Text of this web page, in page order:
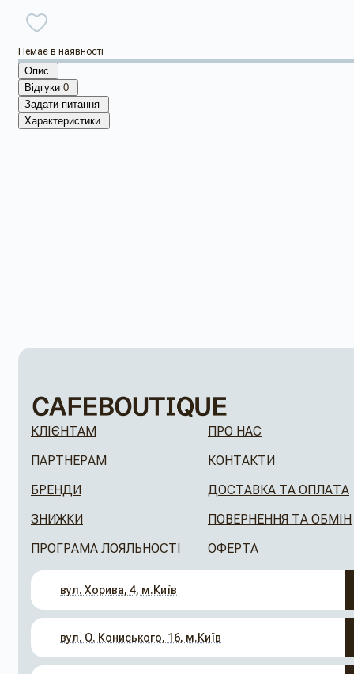
Немає в наявності
Опис
Відгуки 0
Задати питання
Характеристики
КЛІЄНТАМ
ПАРТНЕРАМ
БРЕНДИ
ЗНИЖКИ
ПРОГРАМА ЛОЯЛЬНОСТІ
ПРО НАС
КОНТАКТИ
ДОСТАВКА ТА ОПЛАТА
ПОВЕРНЕННЯ ТА ОБМІН
ОФЕРТА
вул. Хорива, 4, м.Київ
вул. О. Кониського, 16, м.Київ